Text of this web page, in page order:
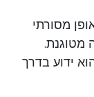
מסורתי
מטוגנת.
ידוע בדרך